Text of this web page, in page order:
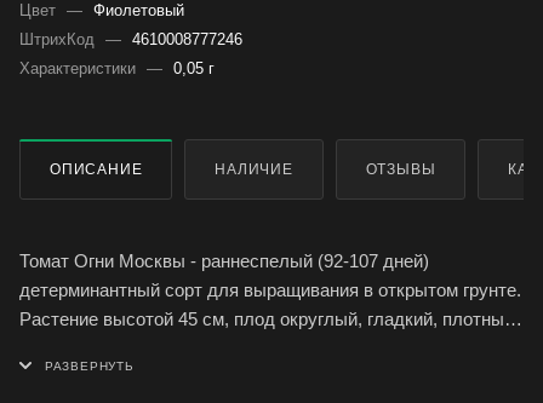
Цвет — Фиолетовый
ШтрихКод — 4610008777246
Характеристики — 0,05 г
ОПИСАНИЕ НАЛИЧИЕ ОТЗЫВЫ
Томат Огни Москвы - раннеспелый (92-107 дней)
детерминантный сорт для выращивания в открытом грунте.
Растение высотой 45 см, плод округлый, гладкий, плотный,
Ценность сорта: засухо- и стрессоустойчивость,